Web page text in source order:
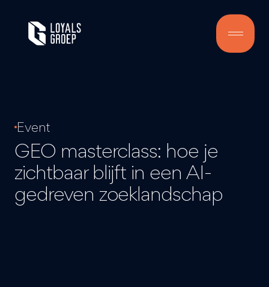
Event
GEO masterclass: hoe je
zichtbaar blijft in een AI-
gedreven zoeklandschap